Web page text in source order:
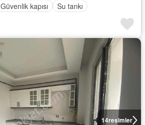
Güvenlik kapısı Su tankı
14resimler